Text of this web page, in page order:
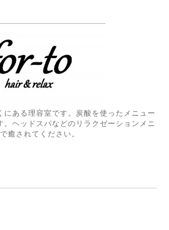
にある理容室です。炭酸を使ったメニュー
。ヘッドスパなどのリラクゼーションメニ
癒されてください。